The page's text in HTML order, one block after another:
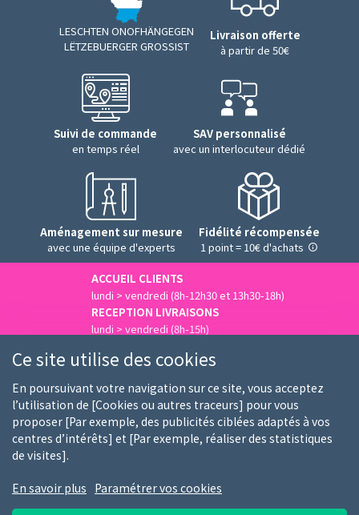
LESCHTEN ONOFHÄNGEGEN
LËTZEBUERGER GROSSIST
Livraison offerte
à partir de 50€
Suivi de commande
en temps réel
SAV personnalisé
avec un interlocuteur dédié
Aménagement sur mesure
avec une équipe d'experts
Fidélité récompensée
1 point = 10€ d'achats
ACCUEIL CLIENTS
lundi > vendredi (8h-12h30 et 13h30-18h)
RECEPTION LIVRAISONS
lundi > vendredi (8h-15h)
Qui sommes-nous Nos clients
Nos marques
Conditions générales d'utilisation
Ce site utilise des cookies
En poursuivant votre navigation sur ce site, vous acceptez
l’utilisation de [Cookies ou autres traceurs] pour vous
proposer [Par exemple, des publicités ciblées adaptés à vos
centres d’intérêts] et [Par exemple, réaliser des statistiques
de visites].
En savoir plus Paramétrer vos cookies